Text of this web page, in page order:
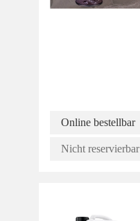
Online bestellbar
Nicht reservierbar